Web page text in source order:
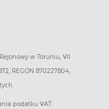
w Toruniu, VII
REGON 870227804,
podatku VAT: